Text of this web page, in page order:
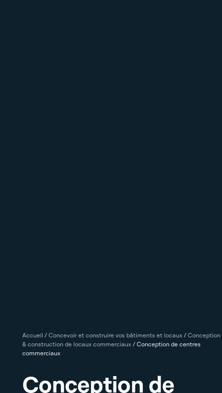
Accueil / Concevoir et construire vos bâtiments et locaux / Conception
& construction de locaux commerciaux / Conception de centres
commerciaux
Conception de